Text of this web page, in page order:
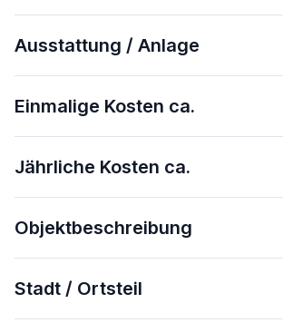
Ausstattung / Anlage
Einmalige Kosten ca.
Jährliche Kosten ca.
Objektbeschreibung
Stadt / Ortsteil